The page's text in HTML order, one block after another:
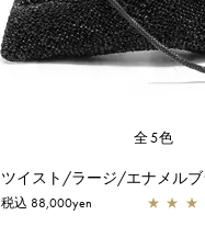
全5色
ツイスト/ラージ/エナメルブ
税込 88,000yen ★ ★ ★